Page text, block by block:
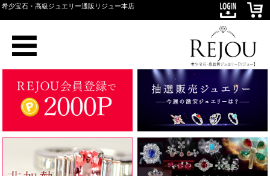
希少宝石・高級ジュエリー通販リジュー本店